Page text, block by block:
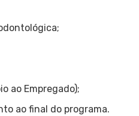
ao Empregado);
ao final do programa.